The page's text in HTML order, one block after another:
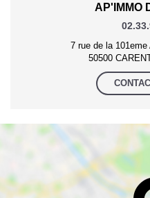
AP'IMMO
7 rue de la
50500